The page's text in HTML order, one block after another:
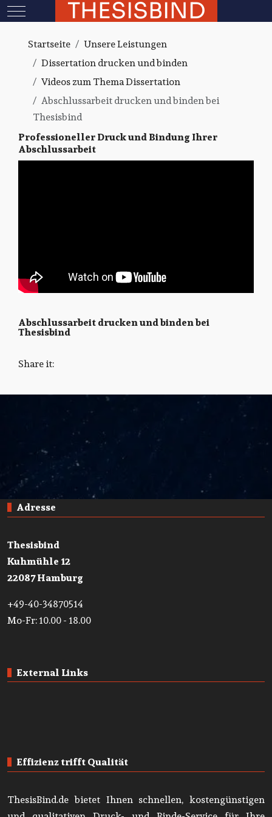
Mobile Menu ToggleTHESISBIND
Startseite
Unsere Leistungen
Dissertation drucken und binden
Videos zum Thema Dissertation
Abschlussarbeit drucken und binden bei
Thesisbind
Professioneller Druck und Bindung Ihrer
Abschlussarbeit
Abschlussarbeit drucken und binden bei
Thesisbind
Share it:
Adresse
Thesisbind
Kuhmühle 12
22087 Hamburg
+49-40-34870514
Mo-Fr: 10.00 - 18.00
External Links
Effizienz trifft Qualität
ThesisBind.de bietet Ihnen schnellen, kostengünstigen